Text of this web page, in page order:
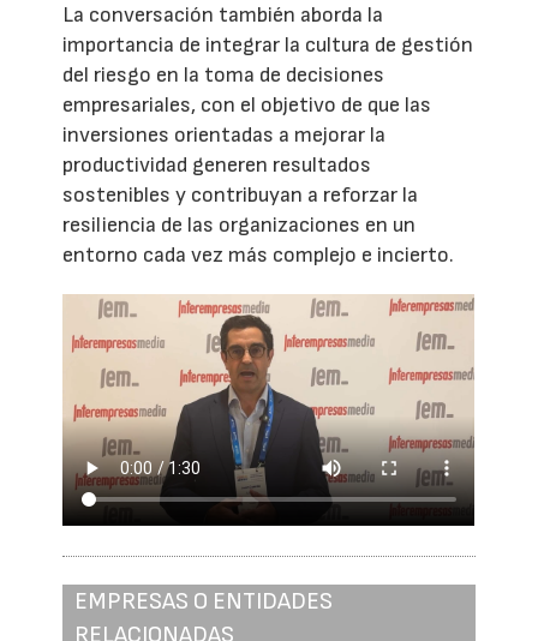
La conversación también aborda la
importancia de integrar la cultura de gestión
del riesgo en la toma de decisiones
empresariales, con el objetivo de que las
inversiones orientadas a mejorar la
productividad generen resultados
sostenibles y contribuyan a reforzar la
resiliencia de las organizaciones en un
entorno cada vez más complejo e incierto.
EMPRESAS O ENTIDADES
RELACIONADAS